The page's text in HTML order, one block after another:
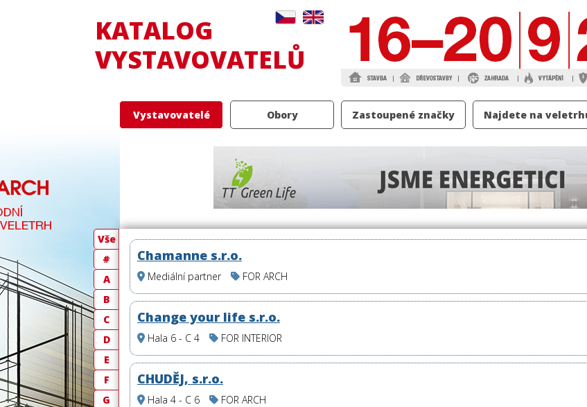
KATALOG
VYSTAVOVATELŮ
Vystavovatelé Obory Zastoupené značky Najdete na
Vše
#
A
B
C
D
E
F
G
Chamanne s.r.o.
Mediální partner FOR ARCH
Change your life s.r.o.
Hala 6 - C 4 FOR INTERIOR
CHUDĚJ, s.r.o.
Hala 4 - C 6 FOR ARCH